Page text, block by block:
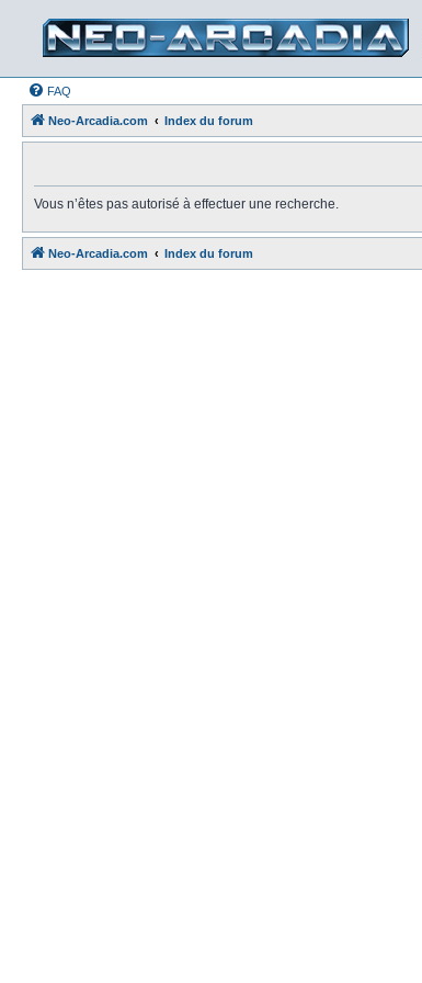
FAQ
Neo-Arcadia.com Index du forum
Vous n’êtes pas autorisé à effectuer une recherche.
Neo-Arcadia.com Index du forum